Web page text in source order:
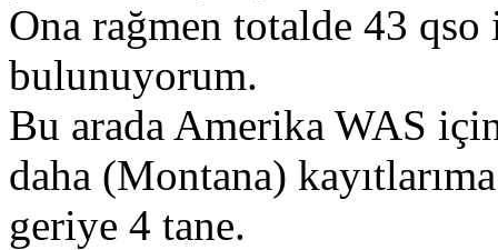
Ona rağmen totalde 43 qso
bulunuyorum.
Bu arada Amerika WAS
daha (Montana)
geriye 4 tane.